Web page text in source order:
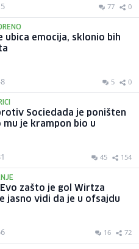
77 0
ubica emocija, sklonio bih
5 0
Sociedada je poništen
je krampon bio u
45 154
zašto je gol Wirtza
jasno vidi da je u ofsajdu
16 72